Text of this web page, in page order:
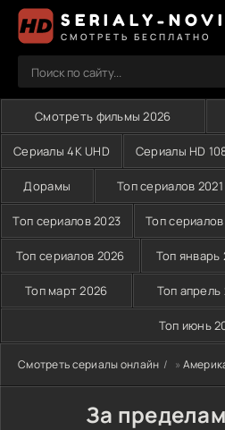
SERIALY-
СМОТРЕТЬ БЕСПЛАТНО
Смотреть фильмы 2026
Сериалы 4K UHD Сериалы HD
Дорамы Топ сериалов 2021
Топ сериалов 2023 Топ
Топ сериалов 2026 Топ январь
Топ март 2026 Топ апрель
Топ июнь
Смотреть сериалы онлайн »
За